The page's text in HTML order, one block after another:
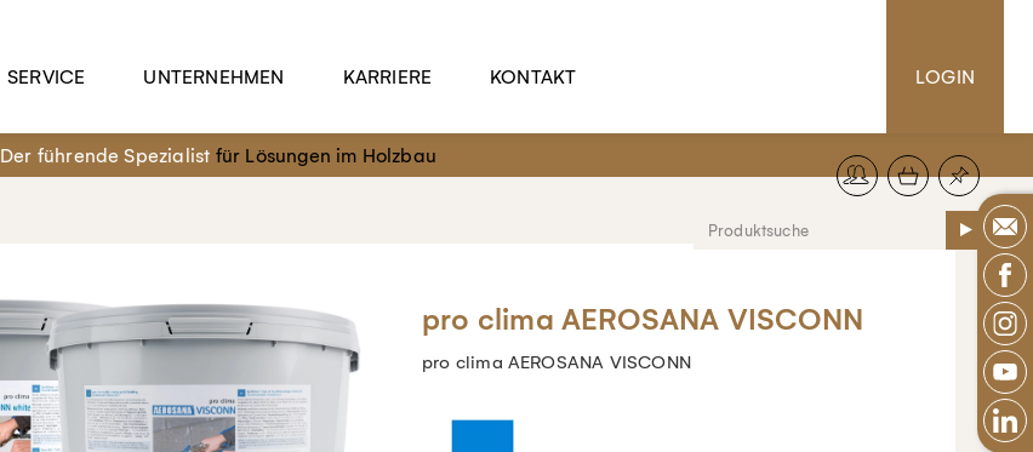
SERVICE UNTERNEHMEN KARRIERE KONTAKT LOGIN
Der führende Spezialist für Lösungen im Holzbau
pro clima AEROSANA VISCONN
pro clima AEROSANA VISCONN